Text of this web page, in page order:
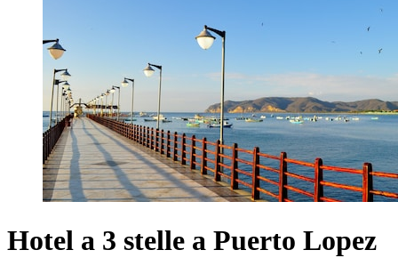
Hotel a 3 stelle a Puerto Lopez